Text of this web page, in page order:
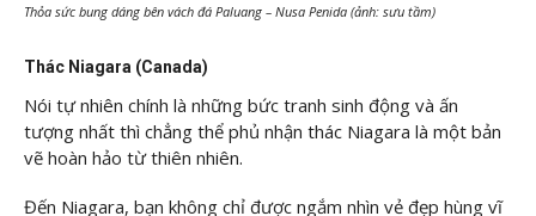
Thỏa sức bung dáng bên vách đá Paluang – Nusa Penida (ảnh: sưu tầm)
Thác Niagara (Canada)
Nói tự nhiên chính là những bức tranh sinh động và ấn
tượng nhất thì chẳng thể phủ nhận thác Niagara là một bản
vẽ hoàn hảo từ thiên nhiên.
Đến Niagara, bạn không chỉ được ngắm nhìn vẻ đẹp hùng vĩ